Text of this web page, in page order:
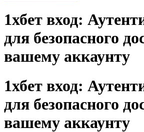
1хбет вход:
для безопасного
вашему аккаунту
1хбет вход:
для безопасного
вашему аккаунту